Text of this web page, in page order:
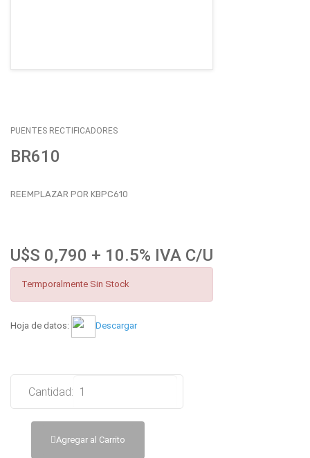
PUENTES RECTIFICADORES
BR610
REEMPLAZAR POR KBPC610
U$S 0,790 + 10.5% IVA C/U
Termporalmente Sin Stock
Hoja de datos: Descargar
Cantidad:
Agregar al Carrito